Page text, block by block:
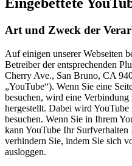
Eingebettete
Art und Zweck der
Auf einigen unserer Webseiten
Betreiber der entsprechenden
Cherry Ave., San Bruno, CA
„YouTube“). Wenn Sie eine
besuchen, wird eine
hergestellt. Dabei wird
besuchen. Wenn Sie in Ihrem
kann YouTube Ihr
verhindern Sie, indem Sie sich
ausloggen.